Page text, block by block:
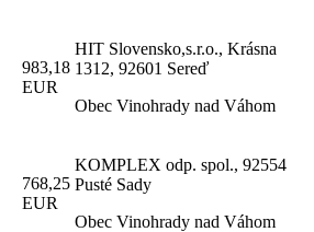
983,18
EUR
HIT Slovensko,s.r.o., Krásna
1312, 92601 Sereď
Obec Vinohrady nad Váhom
768,25
EUR
KOMPLEX odp. spol., 92554
Pusté Sady
Obec Vinohrady nad Váhom